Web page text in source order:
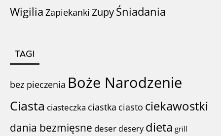
Wigilia Zapiekanki ZupyŚniadania
TAGI
bez pieczenia Boże Narodzenie
Ciasta ciasteczka ciastka ciasto ciekawostki
dania bezmięsne deser desery dieta grill